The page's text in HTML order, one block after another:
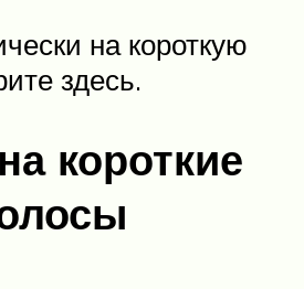
на короткую
здесь.
короткие